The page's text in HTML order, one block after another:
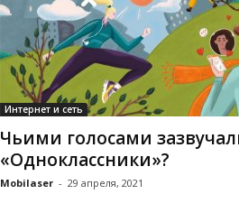
Интернет и сеть
Чьими голосами
«Одноклассники»?
Mobilaser - 29 апреля, 2021